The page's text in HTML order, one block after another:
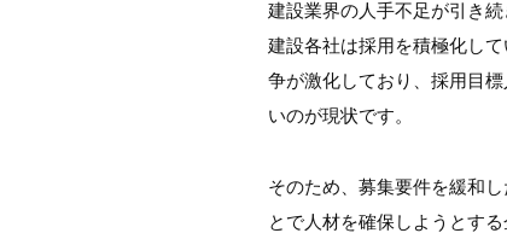
建設業界の人手不足が引き続
建設各社は採用を積極化し
争が激化しており、採用目
いのが現状です。
そのため、募集要件を緩和
とで人材を確保しようとす